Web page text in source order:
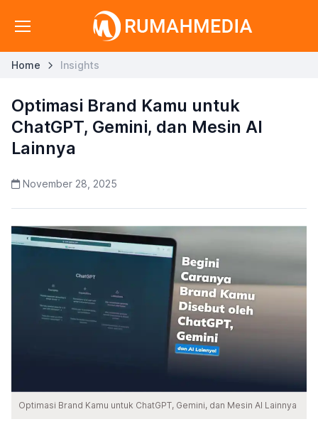
Home Insights
Optimasi Brand Kamu untuk
ChatGPT, Gemini, dan Mesin AI
Lainnya
November 28, 2025
Optimasi Brand Kamu untuk ChatGPT, Gemini, dan Mesin AI Lainnya